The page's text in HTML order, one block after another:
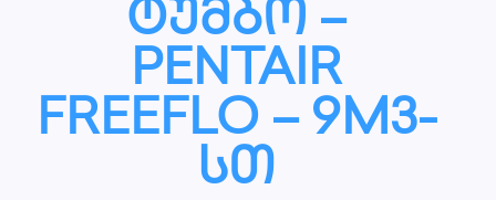
ტუმბო –
PENTAIR
FREEFLO – 9M3-
სთ